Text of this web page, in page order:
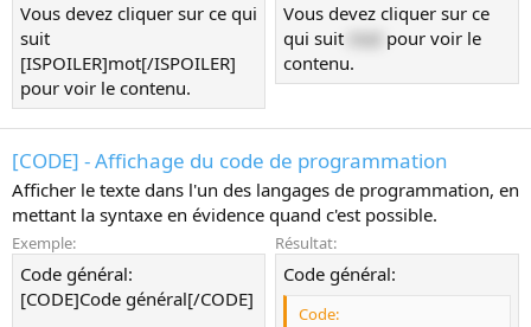
Vous devez cliquer sur ce qui
suit
[ISPOILER]mot[/ISPOILER]
pour voir le contenu.
Vous devez cliquer sur ce
qui suit
pour voir le
contenu.
[CODE] - Affichage du code de programmation
Afficher le texte dans l'un des langages de programmation, en
mettant la syntaxe en évidence quand c'est possible.
Exemple:
Code général:
[CODE]Code général[/CODE]
Résultat:
Code général:
Code: